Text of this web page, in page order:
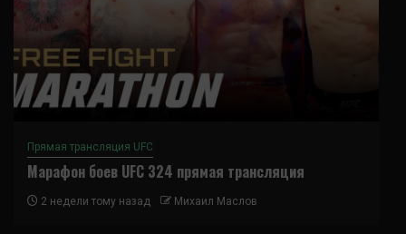
Прямая трансляция UFC
Марафон боев UFC 324 прямая трансляция
2 недели тому назад Михаил Маслов